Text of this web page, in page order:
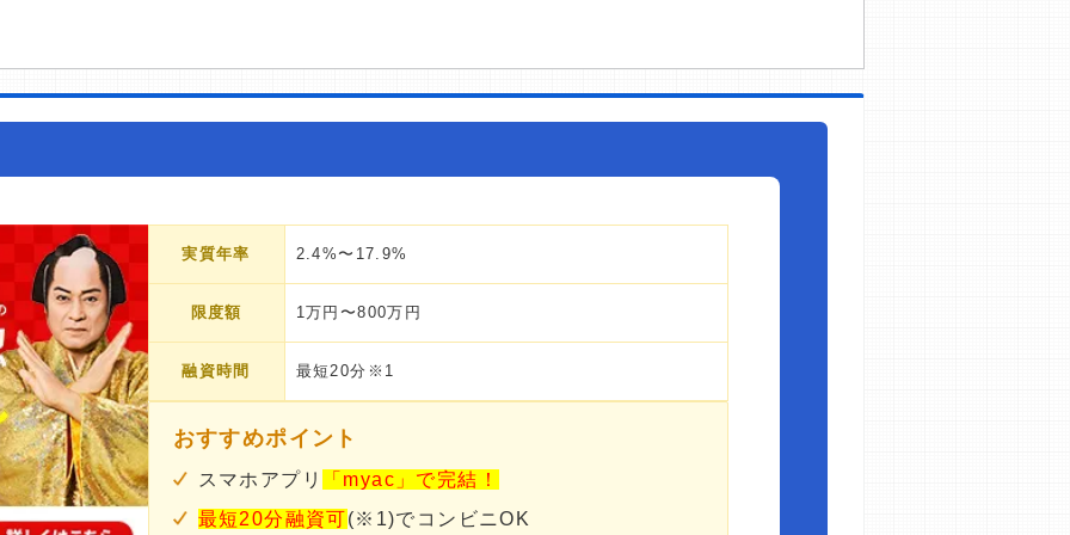
実質年率 2.4%〜17.9%
限度額 1万円〜800万円
融資時間 最短20分※1
おすすめポイント
スマホアプリ
「myac」で完結！
最短20分融資可(※1)でコンビニOK